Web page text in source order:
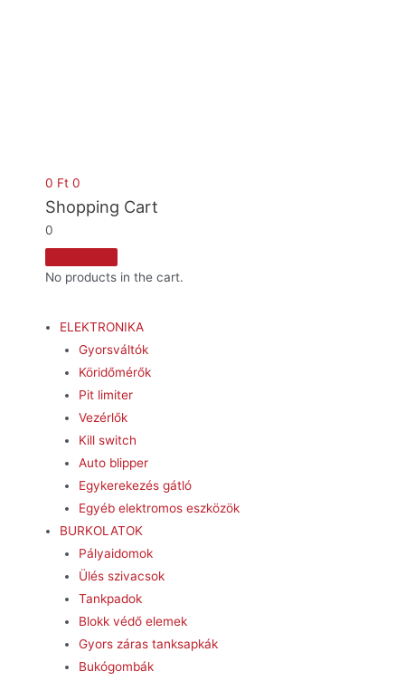
0 Ft 0
Shopping Cart
0
No products in the cart.
ELEKTRONIKA
Gyorsváltók
Köridőmérők
Pit limiter
Vezérlők
Kill switch
Auto blipper
Egykerekezés gátló
Egyéb elektromos eszközök
BURKOLATOK
Pályaidomok
Ülés szivacsok
Tankpadok
Blokk védő elemek
Gyors záras tanksapkák
Bukógombák